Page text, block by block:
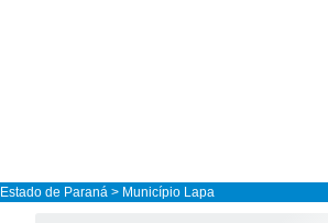
Estado de Paraná > Município Lapa